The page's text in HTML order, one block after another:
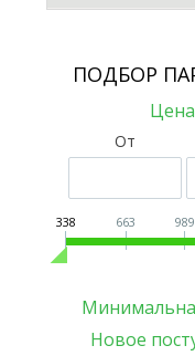
ПОДБОР
Цена _
От
338 663 989
Новое